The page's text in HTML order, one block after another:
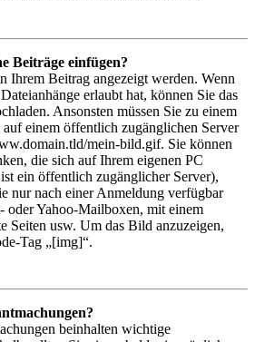
Beiträge einfügen?
Ihrem Beitrag angezeigt werden. Wenn
erlaubt hat, können Sie das
Ansonsten müssen Sie zu einem
einem öffentlich zugänglichen Server
mein-bild.gif. Sie können
die sich auf Ihrem eigenen PC
ein öffentlich zugänglicher Server),
nur nach einer Anmeldung verfügbar
oder Yahoo-Mailboxen, mit einem
Seiten usw. Um das Bild anzuzeigen,
Tag „[img]“.
beinhalten wichtige